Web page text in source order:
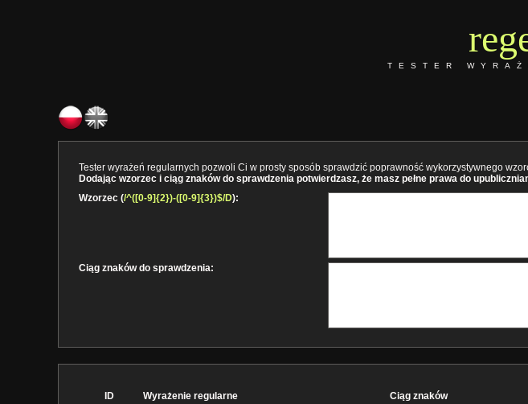
TESTER
Tester wyrażeń regularnych pozwoli Ci w prosty sposób sprawdzić poprawność wykorzystywnego
Dodając wzorzec i ciąg znaków do sprawdzenia potwierdzasz, że masz pełne prawa do
Wzorzec (/^([0-9]{2})-([0-9]{3})$/D):
Ciąg znaków do sprawdzenia:
ID Wyrażenie regularne Ciąg znaków